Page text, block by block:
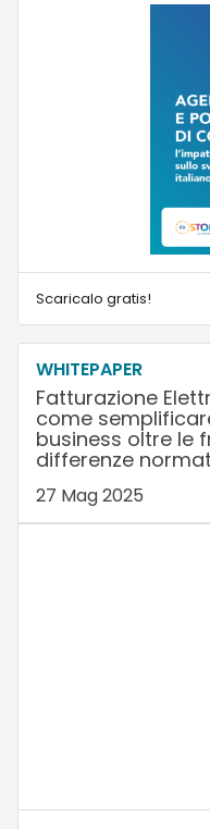
Scaricalo gratis!
WHITEPAPER
Fatturazione
come
business oltre le
differenze
27 Mag 2025